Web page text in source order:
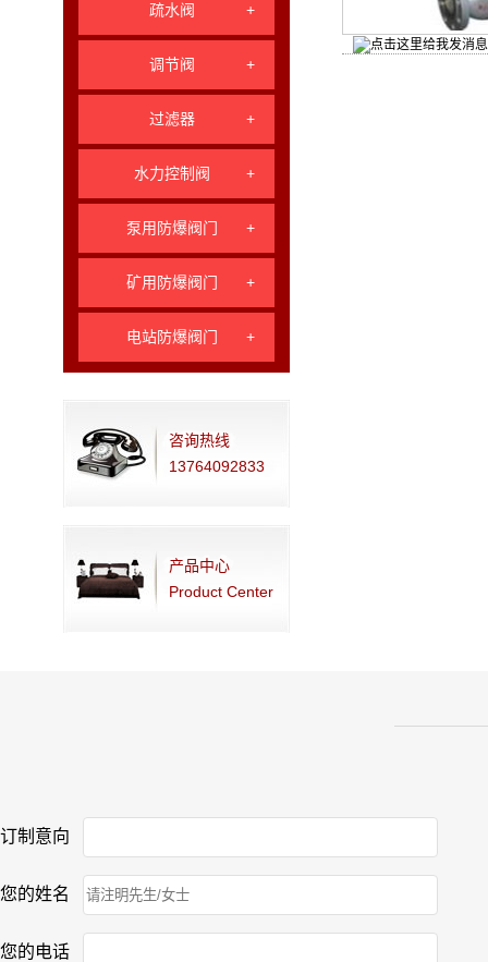
疏水阀 +
调节阀 +
过滤器 +
水力控制阀 +
泵用防爆阀门 +
矿用防爆阀门 +
电站防爆阀门 +
咨询热线
13764092833
产品中心
Product Center
订制意向
您的姓名
您的电话